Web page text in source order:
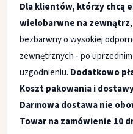
Dla klientów, którzy chcą
wielobarwne na zewnątrz
bezbarwny o wysokiej
zewnętrznych - po
uzgodnieniu. Dodatkowo
Koszt pakowania i
Darmowa dostawa nie
Towar na zamówienie 10